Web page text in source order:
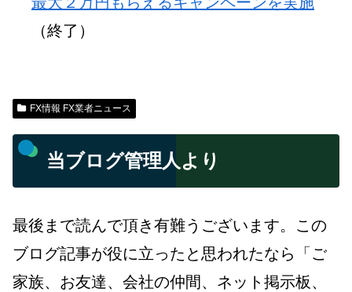
（終了）
FX情報 FX業者ニュース
当ブログ管理人より
最後まで読んで頂き有難うございます。この
ブログ記事が役に立ったと思われたなら「ご
家族、お友達、会社の仲間、ネット掲示板、